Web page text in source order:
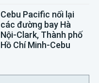
Cebu Pacific nối lại
các đường bay Hà
Nội-Clark, Thành phố
Hồ Chí Minh-Cebu